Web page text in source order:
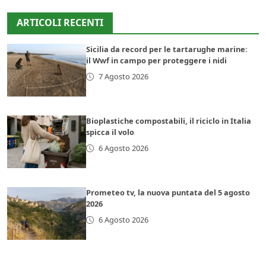
ARTICOLI RECENTI
Sicilia da record per le tartarughe marine:
il Wwf in campo per proteggere i nidi
7 Agosto 2026
Bioplastiche compostabili, il riciclo in Italia
spicca il volo
6 Agosto 2026
Prometeo tv, la nuova puntata del 5 agosto
2026
6 Agosto 2026